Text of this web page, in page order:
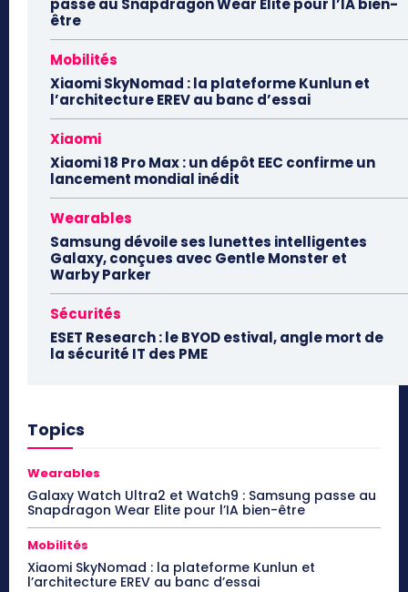
passe au Snapdragon Wear Elite pour l’IA bien-
être
Mobilités
Xiaomi SkyNomad : la plateforme Kunlun et
l’architecture EREV au banc d’essai
Xiaomi
Xiaomi 18 Pro Max : un dépôt EEC confirme un
lancement mondial inédit
Wearables
Samsung dévoile ses lunettes intelligentes
Galaxy, conçues avec Gentle Monster et
Warby Parker
Sécurités
ESET Research : le BYOD estival, angle mort de
la sécurité IT des PME
Topics
Wearables
Galaxy Watch Ultra2 et Watch9 : Samsung passe au
Snapdragon Wear Elite pour l’IA bien-être
Mobilités
Xiaomi SkyNomad : la plateforme Kunlun et
l’architecture EREV au banc d’essai